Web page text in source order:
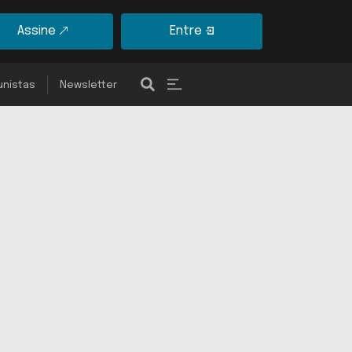
Assine Entre
Newsletter